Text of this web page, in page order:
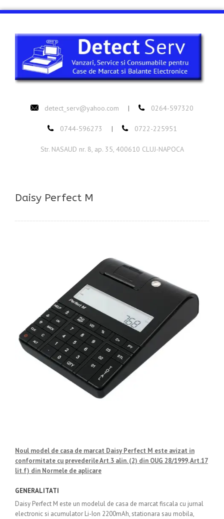
detect_serv@yahoo.com 0264-597320
0744-596273 0722-225951
Str. NASAUD nr. 8, ap. 35, 400610 CLUJ-NAPOCA
Daisy Perfect M
Noul model de casa de marcat Daisy Perfect M este avizat in
conformitate cu prevederile Art.3 alin. (2) din OUG 28/1999, Art.17
lit.f) din Normele de aplicare
GENERALITATI
Daisy Perfect M este un modelul de casa de marcat fiscala cu jurnal
electronic si acumulator Li-Ion 2200mAh, stationara sau mobila,